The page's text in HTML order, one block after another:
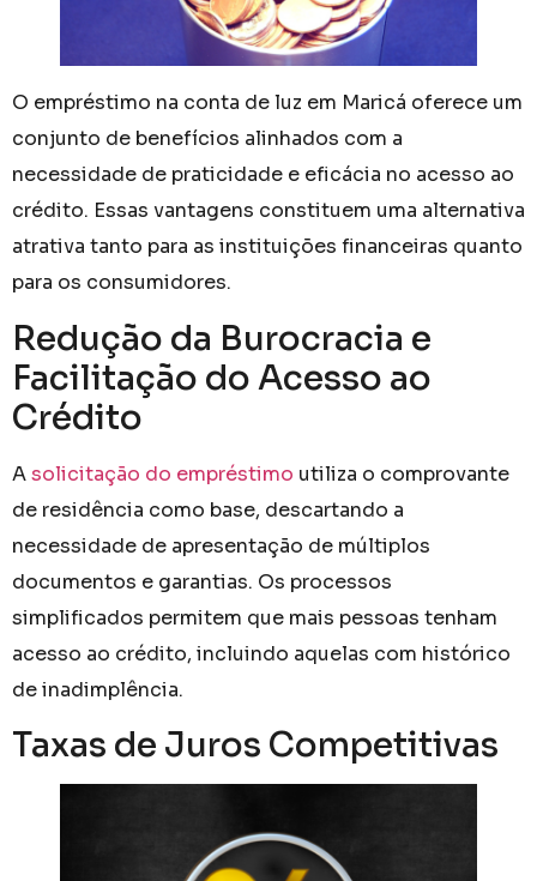
O empréstimo na conta de luz em Maricá oferece um
conjunto de benefícios alinhados com a
necessidade de praticidade e eficácia no acesso ao
crédito. Essas vantagens constituem uma alternativa
atrativa tanto para as instituições financeiras quanto
para os consumidores.
Redução da Burocracia e
Facilitação do Acesso ao
Crédito
Asolicitação do empréstimo utiliza o comprovante
de residência como base, descartando a
necessidade de apresentação de múltiplos
documentos e garantias. Os processos
simplificados permitem que mais pessoas tenham
acesso ao crédito, incluindo aquelas com histórico
de inadimplência.
Taxas de Juros Competitivas